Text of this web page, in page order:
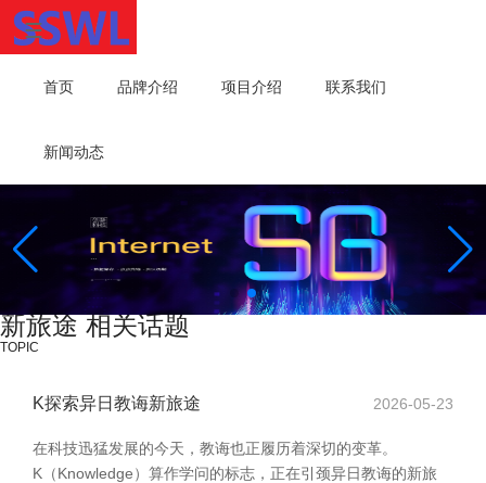
首页 品牌介绍 项目介绍 联系我们
新闻动态
新旅途 相关话题
TOPIC
K探索异日教诲新旅途 2026-05-23
在科技迅猛发展的今天，教诲也正履历着深切的变革。
K（Knowledge）算作学问的标志，正在引颈异日教诲的新旅